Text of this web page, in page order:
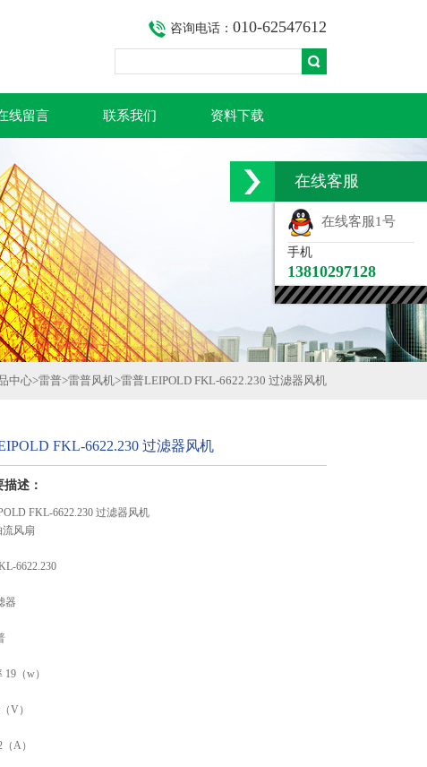
咨询电话： 010-62547612
线留言 联系我们 资料下载
中心>雷普>雷普风机>雷普LEIPOLD FKL-6622.230 过滤器风机
FKL-6622.230 过滤器风机
描述：
FKL-6622.230 过滤器风机
风扇
6622.230
器
（w）
V）
A）
在线客服
在线客服1号
手机
13810297128